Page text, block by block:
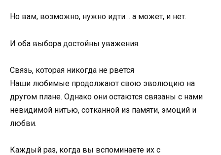
Но вам, возможно, нужно идти… а может, и нет.
И оба выбора достойны уважения.
Связь, которая никогда не рвется
Наши любимые продолжают свою эволюцию на
другом плане. Однако они остаются связаны с нами
невидимой нитью, сотканной из памяти, эмоций и
любви.
Каждый раз, когда вы вспоминаете их с